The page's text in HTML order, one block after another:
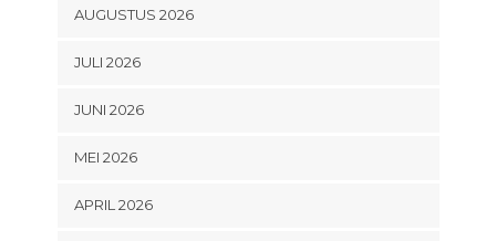
AUGUSTUS 2026
JULI 2026
JUNI 2026
MEI 2026
APRIL 2026